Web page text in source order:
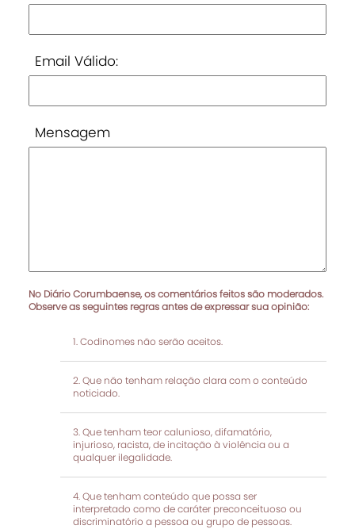
Email Válido:
Mensagem
No Diário Corumbaense, os comentários feitos são moderados.
Observe as seguintes regras antes de expressar sua opinião:
Codinomes não serão aceitos.
Que não tenham relação clara com o conteúdo
noticiado.
Que tenham teor calunioso, difamatório,
injurioso, racista, de incitação à violência ou a
qualquer ilegalidade.
Que tenham conteúdo que possa ser
interpretado como de caráter preconceituoso ou
discriminatório a pessoa ou grupo de pessoas.